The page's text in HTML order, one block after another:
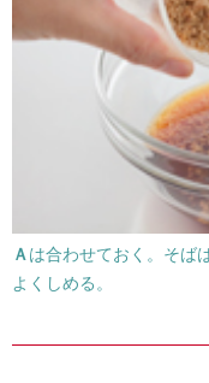
Ａは合わせておく。そば
よくしめる。